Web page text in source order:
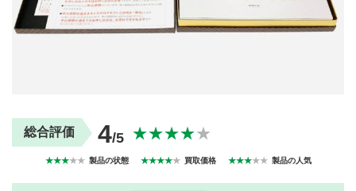
トップページ
買取実績
取り組み
規約・同意書
本人確認書類アップロード
ガイド
お客様へ
お探しの方へ
総合評価 4/5 ★★★★★
★★★★★ 製品の状態 ★★★★★ 買取価格 ★★★★★ 製品の人気